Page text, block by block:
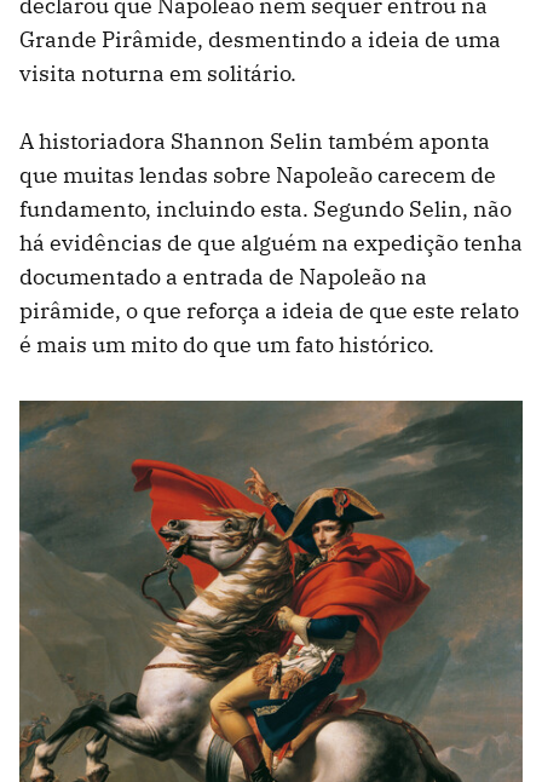
Grande Pirâmide, desmentindo a ideia de uma
visita noturna em solitário.
A historiadora Shannon Selin também aponta
que muitas lendas sobre Napoleão carecem de
fundamento, incluindo esta. Segundo Selin, não
há evidências de que alguém na expedição tenha
documentado a entrada de Napoleão na
pirâmide, o que reforça a ideia de que este relato
é mais um mito do que um fato histórico.